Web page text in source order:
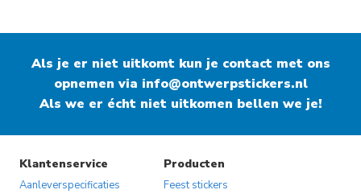
meerdere
variaties.
Deze
gekozen
worden
meerdere
variaties.
Deze
Als je er niet uitkomt kun je contact met ons
opnemen via info@ontwerpstickers.nl
Als we er écht niet uitkomen bellen we je!
Klantenservice
Aanleverspecificaties
Producten
Feest stickers